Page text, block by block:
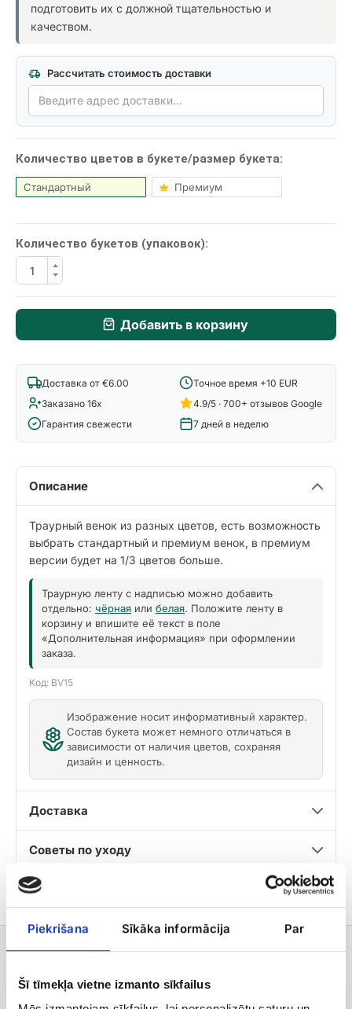
Piekrišana Sīkāka informācija Par
Šī tīmekļa vietne izmanto sīkfailus
подготовить их с должной тщательностью и
качеством.
Рассчитать стоимость доставки
Количество цветов в букетe/размер букета:
Стандартный Премиум
Количество букетов (упаковок):
Добавить в корзину
Доставка от €6.00
Точное время +10 EUR
Заказано 16x
4.9/5 · 700+ отзывов Google
Гарантия свежести
7 дней в неделю
Описание
Траурный венок из разных цветов, есть возможность
выбрать стандартный и премиум венок, в премиум
версии будет на 1/3 цветов больше.
Траурную ленту с надписью можно добавить
отдельно: чёрная или белая. Положите ленту в
корзину и впишите её текст в поле
«Дополнительная информация» при оформлении
заказа.
Kод: BV15
Изображение носит информативный характер.
Состав букета может немного отличаться в
зависимости от наличия цветов, сохраняя
дизайн и ценность.
Доставка
Советы по уходу
Вам может понравиться
Траурный
венок
Траурный